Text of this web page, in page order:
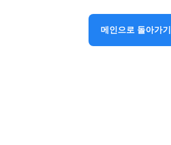
메인으로 돌아가기